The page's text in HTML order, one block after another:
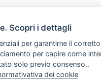
Scopri i dettagli
per garantirne il corretto
per capire come
solo previo consenso..
dei cookie